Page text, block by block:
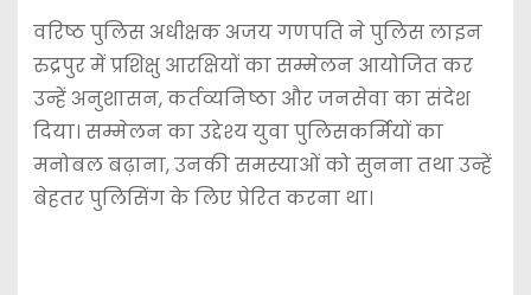
वरिष्ठ पुलिस अधीक्षक अजय गणपति ने पुलिस लाइन
रुद्रपुर में प्रशिक्षु आरक्षियों का सम्मेलन आयोजित कर
उन्हें अनुशासन, कर्तव्यनिष्ठा और जनसेवा का संदेश
दिया। सम्मेलन का उद्देश्य युवा पुलिसकर्मियों का
मनोबल बढ़ाना, उनकी समस्याओं को सुनना तथा उन्हें
बेहतर पुलिसिंग के लिए प्रेरित करना था।